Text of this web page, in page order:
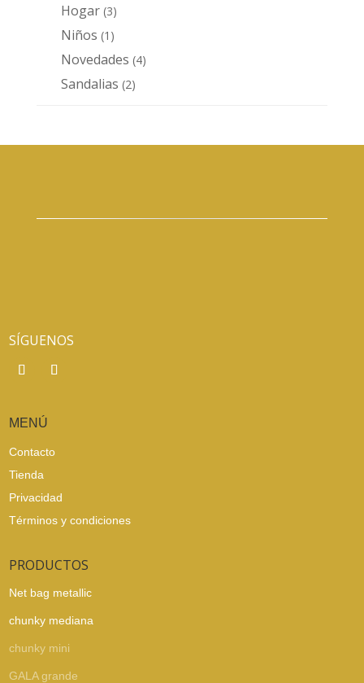
Hogar 33
productos
Niños 1 1
producto
Novedades 44
Sandalias 22
SÍGUENOS
MENÚ
Contacto
Tienda
Privacidad
Términos y condiciones
PRODUCTOS
Net bag metallic
chunky mediana
chunky mini
GALA grande